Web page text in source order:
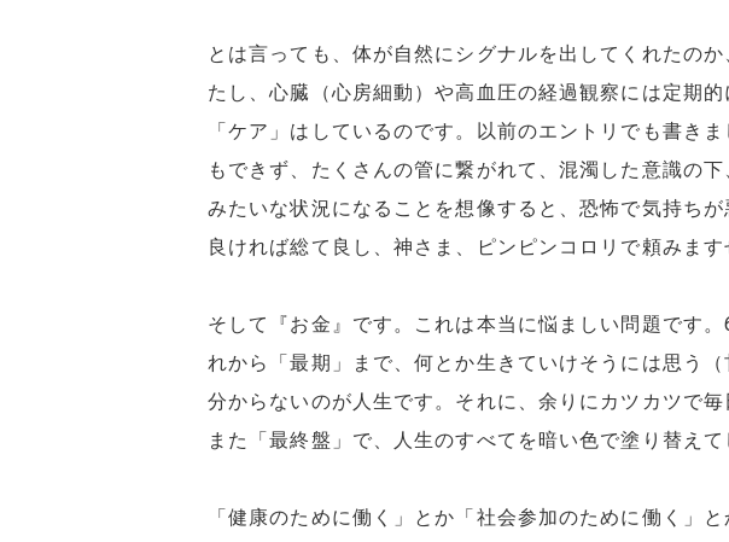
とは言っても、体が自然にシグナルを出してくれたの
たし、心臓（心房細動）や高血圧の経過観察には定期
「ケア」はしているのです。以前のエントリでも書き
もできず、たくさんの管に繋がれて、混濁した意識の下
みたいな状況になることを想像すると、恐怖で気持ち
良ければ総て良し、神さま、ピンピンコロリで頼みます
そして『お金』です。これは本当に悩ましい問題です
れから「最期」まで、何とか生きていけそうには思う
分からないのが人生です。それに、余りにカツカツで
また「最終盤」で、人生のすべてを暗い色で塗り替えて
「健康のために働く」とか「社会参加のために働く」